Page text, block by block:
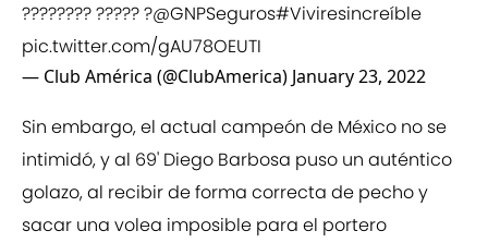
???????? ????? ?@GNPSeguros#Viviresincreíble
pic.twitter.com/gAU78OEUTI
— Club América (@ClubAmerica) January 23, 2022
Sin embargo, el actual campeón de México no se
intimidó, y al 69' Diego Barbosa puso un auténtico
golazo, al recibir de forma correcta de pecho y
sacar una volea imposible para el portero